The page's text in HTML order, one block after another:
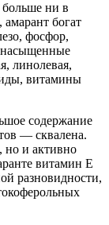
больше ни в
богат
фосфор,
линолевая,
витамины
содержание
— сквалена.
но и активно
витамин E
разновидности,